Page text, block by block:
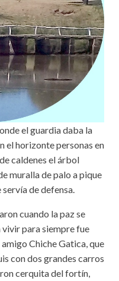
el guardia daba la
el horizonte personas en
caldenes el árbol
muralla de palo a pique
servía de defensa.
cuando la paz se
vivir para siempre fue
Chiche Gatica, que
con dos grandes carros
cerquita del fortín,